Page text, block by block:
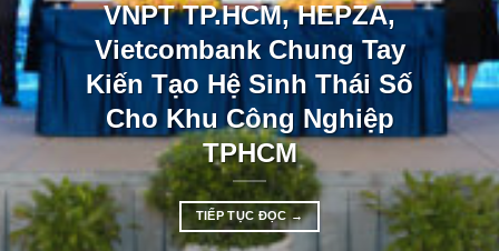
VNPT TP.HCM, HEPZA,
Vietcombank Chung Tay
Kiến Tạo Hệ Sinh Thái Số
Cho Khu Công Nghiệp
TPHCM
TIẾP TỤC ĐỌC→